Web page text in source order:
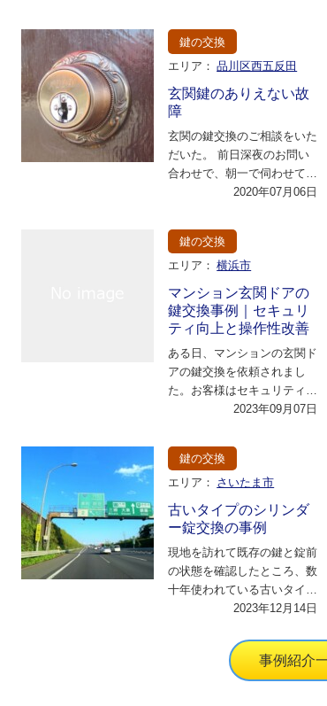
鍵の交換
エリア： 品川区西五反田
玄関鍵のありえない故
障
玄関の鍵交換のご相談をいた
だいた。 前日深夜のお問い
合わせで、朝一で伺わせてい
ただくことに。 今回は、20
2020年07月06日
鍵の交換
エリア： 横浜市
マンション玄関ドアの
鍵交換事例｜セキュリ
ティ向上と操作性改善
ある日、マンションの玄関ド
アの鍵交換を依頼されまし
た。お客様はセキュリティの
向上と、古くなった鍵の不具
2023年09月07日
鍵の交換
エリア： さいたま市
古いタイプのシリンダ
ー錠交換の事例
現地を訪れて既存の鍵と錠前
の状態を確認したところ、数
十年使われている古いタイプ
のシリンダー錠でした。これ
2023年12月14日
事例紹介